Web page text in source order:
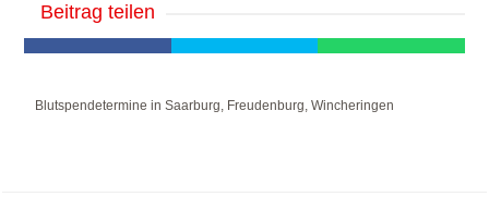
Beitrag teilen
Blutspendetermine in Saarburg, Freudenburg, Wincheringen